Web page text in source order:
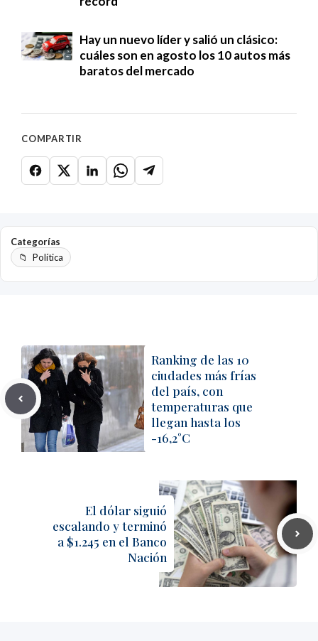
Hay un nuevo líder y salió un clásico:
cuáles son en agosto los 10 autos más
baratos del mercado
COMPARTIR
Categorías
Política
Ranking de las 10
ciudades más frías
del país, con
temperaturas que
llegan hasta los
-16,2°C
El dólar siguió
escalando y terminó
a $1.245 en el Banco
Nación